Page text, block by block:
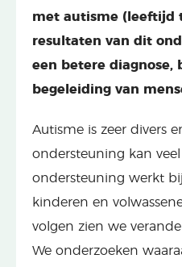
met autisme (leeftijd
resultaten van dit
een betere diagnose,
begeleiding van
Autisme is zeer divers
ondersteuning kan
ondersteuning werkt
kinderen en
volgen zien we
We onderzoeken